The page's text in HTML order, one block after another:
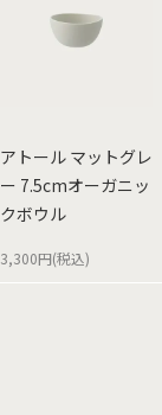
アトール マットグレ
ー 7.5cmオーガニッ
クボウル
3,300円(税込)